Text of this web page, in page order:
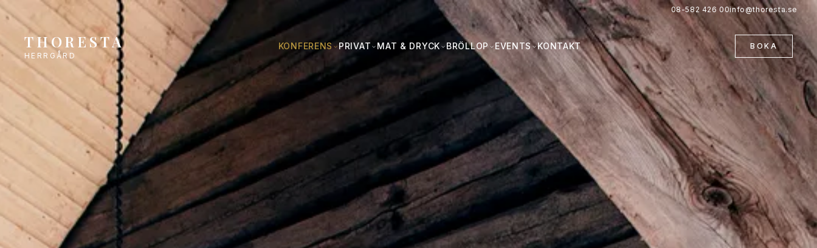
08-582 426 00info@thoresta.se
THORESTA
HERRGÅRD
KONFERENS PRIVAT MAT & DRYCK BRÖLLOP EVENTS KONTAKT BOKA